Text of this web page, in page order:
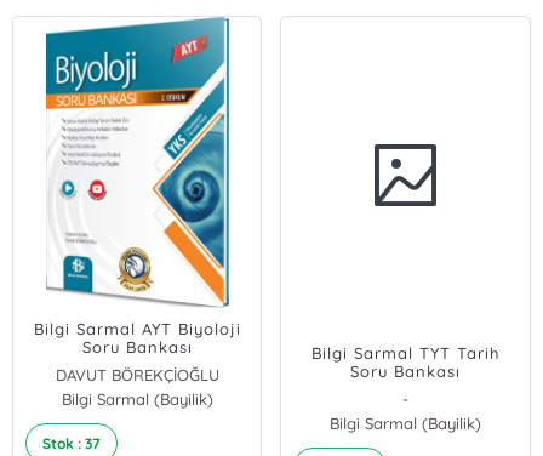
Bilgi Sarmal AYT Biyoloji
Soru Bankası
DAVUT BÖREKÇİOĞLU
Hüseyin Acarlı
Bilgi Sarmal (Bayilik)
Stok : 37
Bilgi Sarmal TYT Tarih
Soru Bankası
-
Bilgi Sarmal (Bayilik)